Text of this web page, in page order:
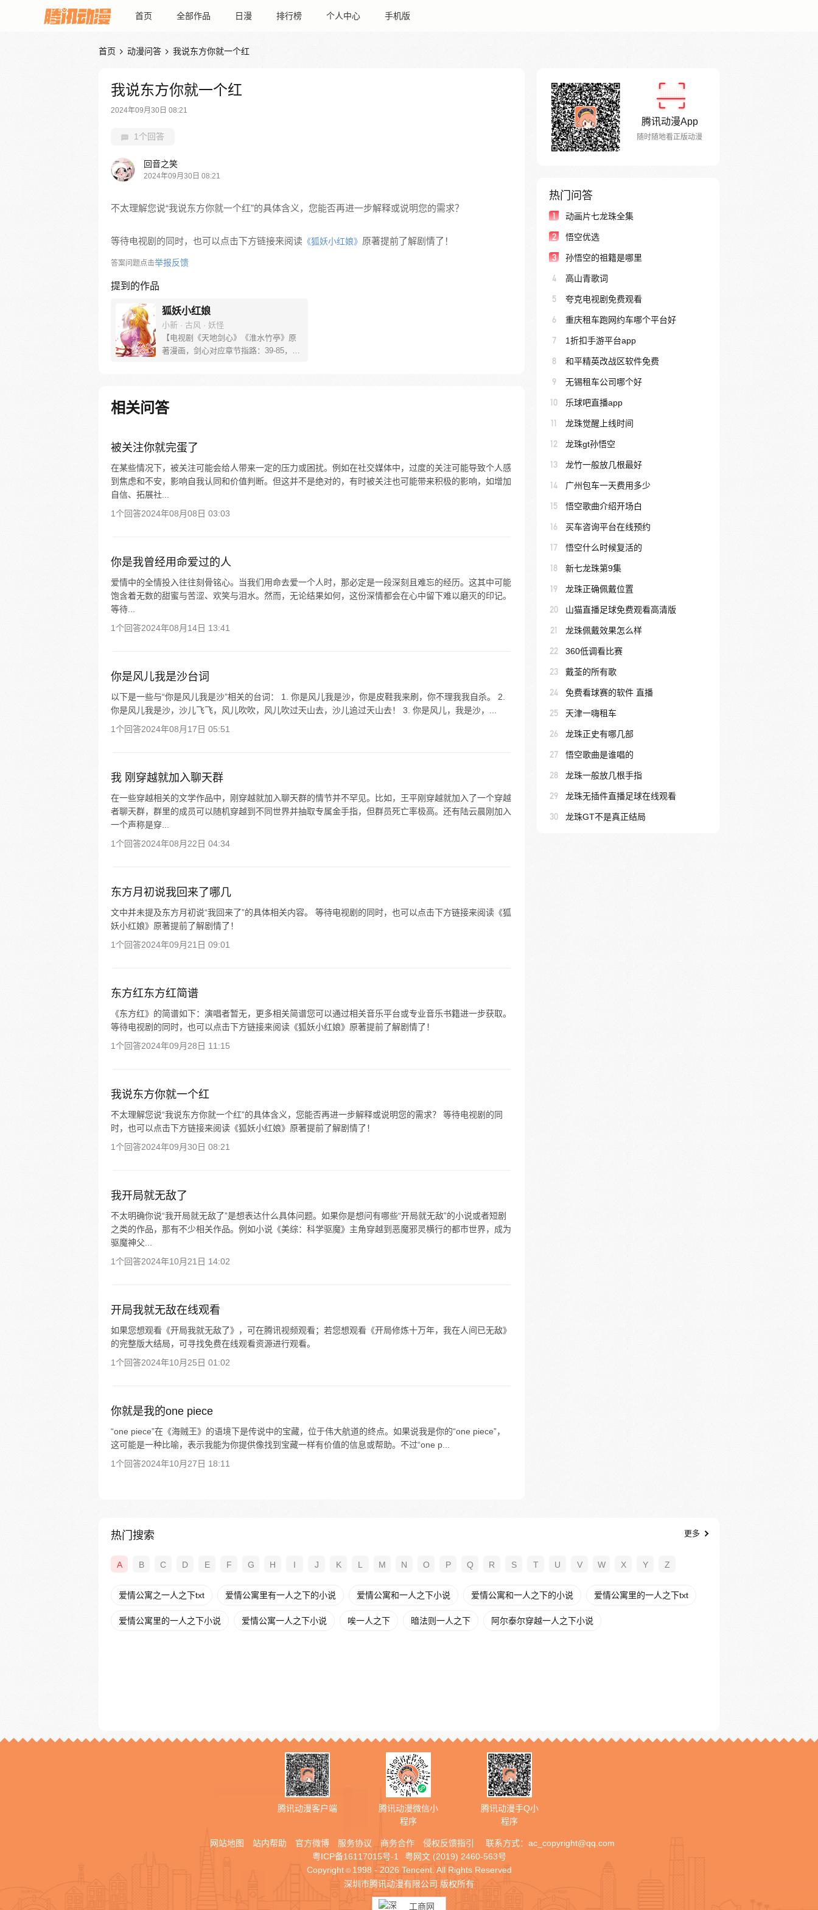
首页 全部作品 日漫 排行榜 个人中心 手机版
首页  动漫问答  我说东方你就一个红
我说东方你就一个红
2024年09月30日 08:21
1个回答
回音之笑
2024年09月30日 08:21
不太理解您说“我说东方你就一个红”的具体含义，您能否再进一步解释或说明您的需求？
等待电视剧的同时，也可以点击下方链接来阅读 《狐妖小红娘》 原著提前了解剧情了！
答案问题点击举报反馈
提到的作品
狐妖小红娘
小新 · 古风 · 妖怪
【电视剧《天地剑心》《淮水竹亭》原
著漫画，剑心对应章节指路：39-85，淮
新。）
相关问答
被关注你就完蛋了
在某些情况下，被关注可能会给人带来一定的压力或困扰。例如在社交媒体中，过度的关注可能导致个人感
到焦虑和不安，影响自我认同和价值判断。但这并不是绝对的，有时被关注也可能带来积极的影响，如增加
自信、拓展社...
1个回答2024年08月08日 03:03
你是我曾经用命爱过的人
爱情中的全情投入往往刻骨铭心。当我们用命去爱一个人时，那必定是一段深刻且难忘的经历。这其中可能
饱含着无数的甜蜜与苦涩、欢笑与泪水。然而，无论结果如何，这份深情都会在心中留下难以磨灭的印记。
等待...
1个回答2024年08月14日 13:41
你是风儿我是沙台词
以下是一些与“你是风儿我是沙”相关的台词： 1. 你是风儿我是沙，你是皮鞋我来刷，你不理我我自杀。 2.
你是风儿我是沙，沙儿飞飞，风儿吹吹，风儿吹过天山去，沙儿追过天山去！ 3. 你是风儿，我是沙，...
1个回答2024年08月17日 05:51
我 刚穿越就加入聊天群
在一些穿越相关的文学作品中，刚穿越就加入聊天群的情节并不罕见。比如，王平刚穿越就加入了一个穿越
者聊天群，群里的成员可以随机穿越到不同世界并抽取专属金手指，但群员死亡率极高。还有陆云晨刚加入
一个声称是穿...
1个回答2024年08月22日 04:34
东方月初说我回来了哪几
文中并未提及东方月初说“我回来了”的具体相关内容。 等待电视剧的同时，也可以点击下方链接来阅读《狐
妖小红娘》原著提前了解剧情了！
1个回答2024年09月21日 09:01
东方红东方红简谱
《东方红》的简谱如下：演唱者暂无，更多相关简谱您可以通过相关音乐平台或专业音乐书籍进一步获取。
等待电视剧的同时，也可以点击下方链接来阅读《狐妖小红娘》原著提前了解剧情了！
1个回答2024年09月28日 11:15
我说东方你就一个红
不太理解您说“我说东方你就一个红”的具体含义，您能否再进一步解释或说明您的需求？ 等待电视剧的同
时，也可以点击下方链接来阅读《狐妖小红娘》原著提前了解剧情了！
1个回答2024年09月30日 08:21
我开局就无敌了
不太明确你说“我开局就无敌了”是想表达什么具体问题。如果你是想问有哪些“开局就无敌”的小说或者短剧
之类的作品，那有不少相关作品。例如小说《美综：科学驱魔》主角穿越到恶魔邪灵横行的都市世界，成为
驱魔神父...
1个回答2024年10月21日 14:02
开局我就无敌在线观看
如果您想观看《开局我就无敌了》，可在腾讯视频观看；若您想观看《开局修炼十万年，我在人间已无敌》
的完整版大结局，可寻找免费在线观看资源进行观看。
1个回答2024年10月25日 01:02
你就是我的one piece
“one piece”在《海贼王》的语境下是传说中的宝藏，位于伟大航道的终点。如果说我是你的“one piece”，
这可能是一种比喻，表示我能为你提供像找到宝藏一样有价值的信息或帮助。不过“one p...
1个回答2024年10月27日 18:11
腾讯动漫App
随时随地看正版动漫
热门问答
1 动画片七龙珠全集
2 悟空优选
3 孙悟空的祖籍是哪里
4 高山青歌词
5 夸克电视剧免费观看
6 重庆租车跑网约车哪个平台好
7 1折扣手游平台app
8 和平精英改战区软件免费
9 无锡租车公司哪个好
10 乐球吧直播app
11 龙珠觉醒上线时间
12 龙珠gt孙悟空
13 龙竹一般放几根最好
14 广州包车一天费用多少
15 悟空歌曲介绍开场白
16 买车咨询平台在线预约
17 悟空什么时候复活的
18 新七龙珠第9集
19 龙珠正确佩戴位置
20 山猫直播足球免费观看高清版
21 龙珠佩戴效果怎么样
22 360低调看比赛
23 戴荃的所有歌
24 免费看球赛的软件 直播
25 天津一嗨租车
26 龙珠正史有哪几部
27 悟空歌曲是谁唱的
28 龙珠一般放几根手指
29 龙珠无插件直播足球在线观看
30 龙珠GT不是真正结局
热门搜索 更多
A B C D E F G H I J K L M N O P Q R S T U V W X Y Z
爱情公寓之一人之下txt 爱情公寓里有一人之下的小说 爱情公寓和一人之下小说 爱情公寓和一人之下的小说 爱情公寓里的一人之下txt
爱情公寓里的一人之下小说 爱情公寓一人之下小说 唉一人之下 暗法则一人之下 阿尔泰尔穿越一人之下小说
腾讯动漫客户端
腾讯动漫微信小
程序
腾讯动漫手Q小
程序
网站地图 站内帮助 官方微博 服务协议 商务合作 侵权反馈指引 联系方式： ac_copyright@qq.com
粤ICP备16117015号-1
粤网文 (2019) 2460-563号
Copyright © 1998 - 2026 Tencent. All Rights Reserved
深圳市腾讯动漫有限公司 版权所有
工商网